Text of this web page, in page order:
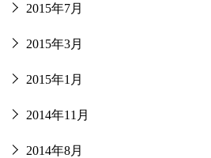
2015年7月
2015年3月
2015年1月
2014年11月
2014年8月